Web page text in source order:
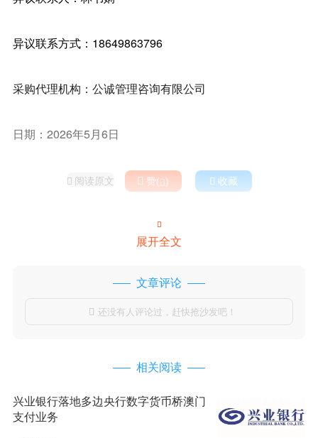
异议联系方式：18649863796
采购代理机构：公诚管理咨询有限公司
日期：2026年5月6日
 阅读原文  赞()  收藏

展开全文
文章评论
 还没有人评论过，赶快抢沙发吧！
相关阅读
兴业银行落地多边央行数字货币桥澳门
支付业务